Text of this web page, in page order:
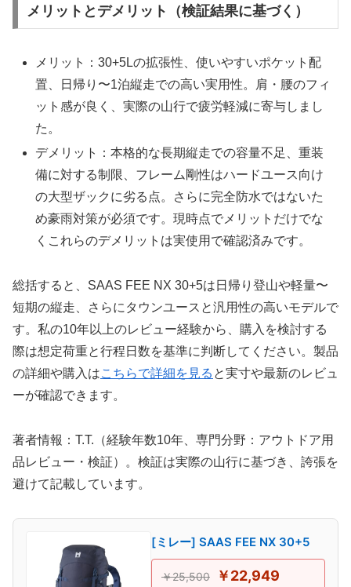
メリットとデメリット（検証結果に基づく）
メリット：30+5Lの拡張性、使いやすいポケット配
置、日帰り〜1泊縦走での高い実用性。肩・腰のフィ
ット感が良く、実際の山行で疲労軽減に寄与しまし
た。
デメリット：本格的な長期縦走での容量不足、重装
備に対する制限、フレーム剛性はハードユース向け
の大型ザックに劣る点。さらに完全防水ではないた
め豪雨対策が必須です。現時点でメリットだけでな
くこれらのデメリットは実使用で確認済みです。
総括すると、SAAS FEE NX 30+5は日帰り登山や軽量〜
短期の縦走、さらにタウンユースと汎用性の高いモデルで
す。私の10年以上のレビュー経験から、購入を検討する
際は想定荷重と行程日数を基準に判断してください。製品
の詳細や購入はこちらで詳細を見る と実寸や最新のレビュ
ーが確認できます。
著者情報：T.T.（経験年数10年、専門分野：アウトドア用
品レビュー・検証）。検証は実際の山行に基づき、誇張を
避けて記載しています。
[ミレー] SAAS FEE NX 30+5
￥25,500 ￥22,949